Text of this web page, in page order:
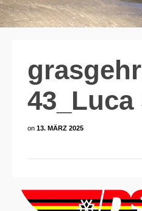
43_Luca
on 13. MÄRZ 2025